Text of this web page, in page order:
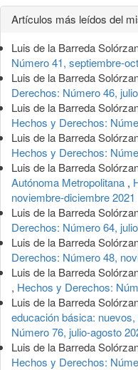
Detalles
del
artículo
Artículos más leídos del
Luis de la Barreda
Número 41, septiembre-
Luis de la Barreda
Derechos: Número 46,
Luis de la Barreda
Hechos y Derechos:
Luis de la Barreda
Hechos y Derechos:
Luis de la Barreda
Autónoma Metropolitana ,
noviembre-diciembre 2021
Luis de la Barreda
Derechos: Número 64,
Luis de la Barreda
Derechos: Número 48,
Luis de la Barreda
, Hechos y Derechos:
Luis de la Barreda
educación básica:
Número 76, julio-agosto
Luis de la Barreda
Hechos y Derechos: